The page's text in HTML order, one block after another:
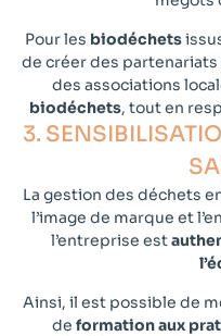
Pour les biodéchets
de créer des
des associations
biodéchets, tout en
3.
La gestion des déchets
l’image de marque et
l’entreprise est
Ainsi, il est possible de
de formation aux